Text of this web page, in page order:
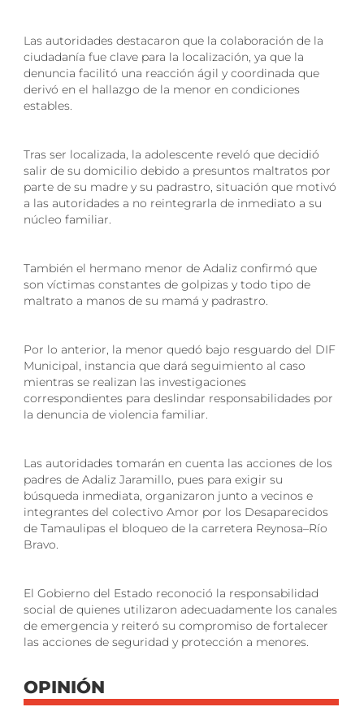
Las autoridades destacaron que la colaboración de la
ciudadanía fue clave para la localización, ya que la
denuncia facilitó una reacción ágil y coordinada que
derivó en el hallazgo de la menor en condiciones
estables.
Tras ser localizada, la adolescente reveló que decidió
salir de su domicilio debido a presuntos maltratos por
parte de su madre y su padrastro, situación que motivó
a las autoridades a no reintegrarla de inmediato a su
núcleo familiar.
También el hermano menor de Adaliz confirmó que
son víctimas constantes de golpizas y todo tipo de
maltrato a manos de su mamá y padrastro.
Por lo anterior, la menor quedó bajo resguardo del DIF
Municipal, instancia que dará seguimiento al caso
mientras se realizan las investigaciones
correspondientes para deslindar responsabilidades por
la denuncia de violencia familiar.
Las autoridades tomarán en cuenta las acciones de los
padres de Adaliz Jaramillo, pues para exigir su
búsqueda inmediata, organizaron junto a vecinos e
integrantes del colectivo Amor por los Desaparecidos
de Tamaulipas el bloqueo de la carretera Reynosa–Río
Bravo.
El Gobierno del Estado reconoció la responsabilidad
social de quienes utilizaron adecuadamente los canales
de emergencia y reiteró su compromiso de fortalecer
las acciones de seguridad y protección a menores.
OPINIÓN